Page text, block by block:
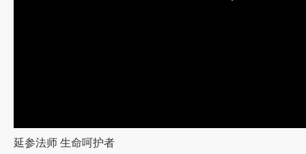
延参法师 生命呵护者